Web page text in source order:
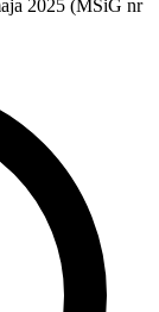
2025 (MSiG nr